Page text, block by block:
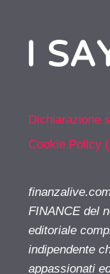
Dichiarazione
Cookie Policy
FINANCE del
editoriale
indipendente
appassionati